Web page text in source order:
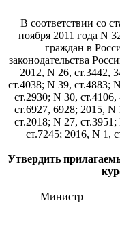
В соответствии со
ноября 2011 года N
граждан в
законодательства
2012, N 26, ст.3442,
ст.4038; N 39, ст.4883;
ст.2930; N 30,
ст.6927, 6928; 2015, N
ст.2018; N 27,
ст.7245; 2016, N 1,
Утвердить
Министр